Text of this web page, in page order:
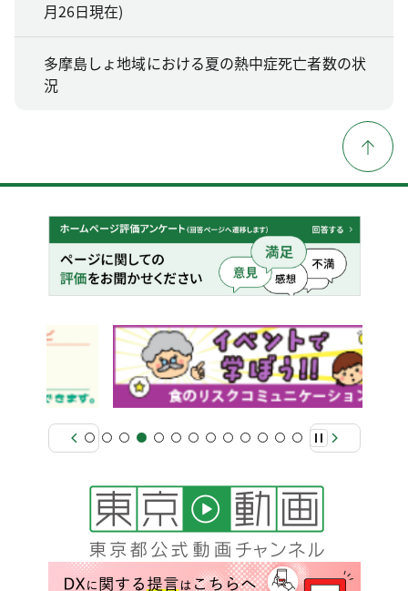
月26日現在)
多摩島しょ地域における夏の熱中症死亡者数の状
況